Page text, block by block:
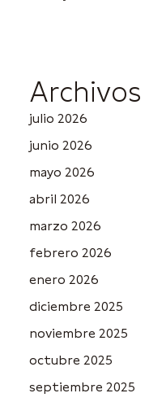
Archivos
julio 2026
junio 2026
mayo 2026
abril 2026
marzo 2026
febrero 2026
enero 2026
diciembre 2025
noviembre 2025
octubre 2025
septiembre 2025